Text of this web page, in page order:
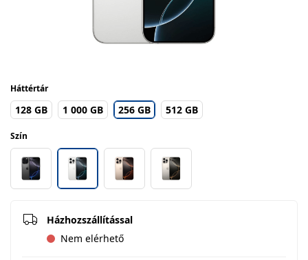
Háttértár
128 GB 1 000 GB 256 GB 512 GB
Szín
Házhozszállítással
Nem elérhető